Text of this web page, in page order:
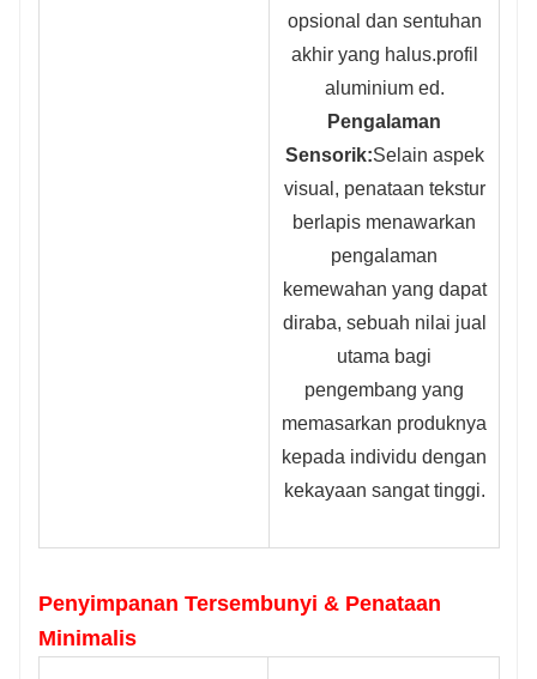
opsional dan sentuhan
akhir yang halus.profil
aluminium ed.
Pengalaman
Sensorik:Selain aspek
visual, penataan tekstur
berlapis menawarkan
pengalaman
kemewahan yang dapat
diraba, sebuah nilai jual
utama bagi
pengembang yang
memasarkan produknya
kepada individu dengan
kekayaan sangat tinggi.
Penyimpanan Tersembunyi & Penataan
Minimalis